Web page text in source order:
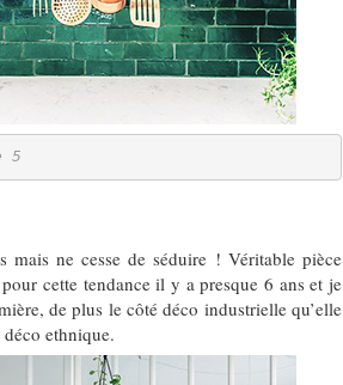
5
ne cesse de séduire ! Véritable pièce
cette tendance il y a presque 6 ans et je
de plus le côté déco industrielle qu’elle
ethnique.